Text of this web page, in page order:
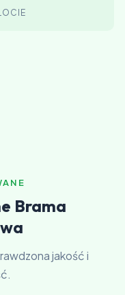
Brama
jakość i